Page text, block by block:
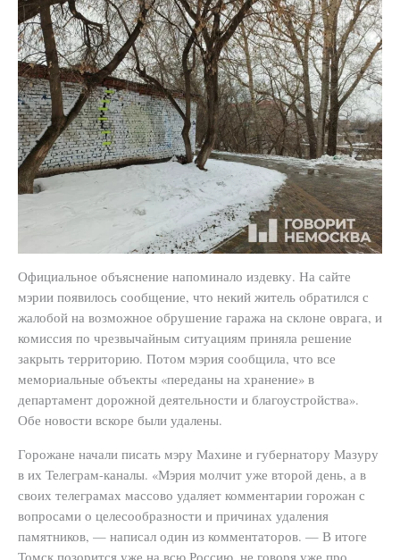
Официальное объяснение напоминало издевку. На сайте
мэрии появилось сообщение, что некий житель обратился с
жалобой на возможное обрушение гаража на склоне оврага, и
комиссия по чрезвычайным ситуациям приняла решение
закрыть территорию. Потом мэрия сообщила, что все
мемориальные объекты «переданы на хранение» в
департамент дорожной деятельности и благоустройства».
Обе новости вскоре были удалены.
Горожане начали писать мэру Махине и губернатору Мазуру
в их Телеграм-каналы. «Мэрия молчит уже второй день, а в
своих телеграмах массово удаляет комментарии горожан с
вопросами о целесообразности и причинах удаления
памятников, — написал один из комментаторов. — В итоге